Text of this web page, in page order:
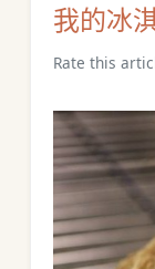
我的冰
Rate this